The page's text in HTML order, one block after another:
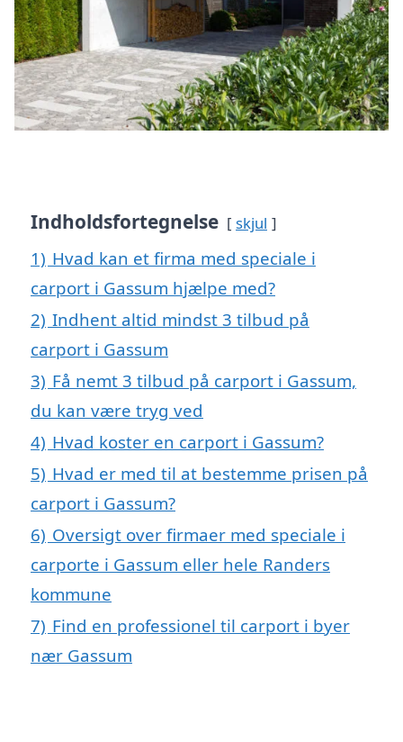
Indholdsfortegnelse skjul
1) Hvad kan et firma med speciale i
carport i Gassum hjælpe med?
2) Indhent altid mindst 3 tilbud på
carport i Gassum
3) Få nemt 3 tilbud på carport i Gassum,
du kan være tryg ved
4) Hvad koster en carport i Gassum?
5) Hvad er med til at bestemme prisen på
carport i Gassum?
6) Oversigt over firmaer med speciale i
carporte i Gassum eller hele Randers
kommune
7) Find en professionel til carport i byer
nær Gassum